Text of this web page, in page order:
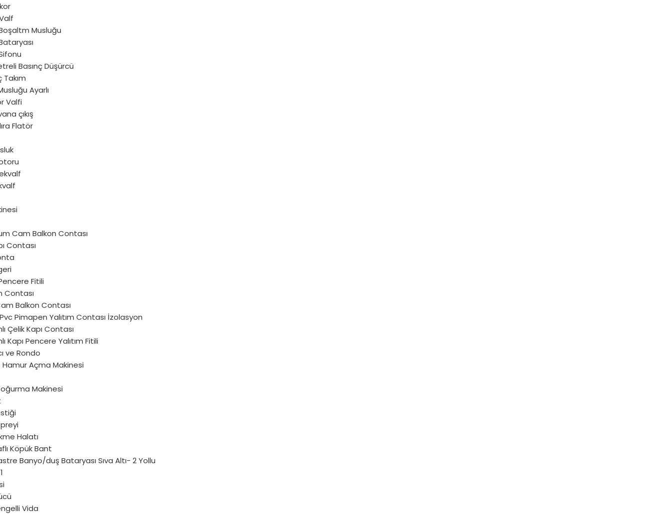
Musluğu
Basınç Düşürcü
Takım
Ayarlı
Valfi
çıkış
Flatör
Cam Balkon Contası
Contası
Fitili
Contası
Balkon Contası
Pimapen Yalıtım Contası İzolasyon
Çelik Kapı Contası
Kapı Pencere Yalıtım Fitili
ve Rondo
Hamur Açma Makinesi
Makinesi
Halatı
Köpük Bant
Banyo/duş Bataryası Sıva Altı- 2 Yollu
Vida